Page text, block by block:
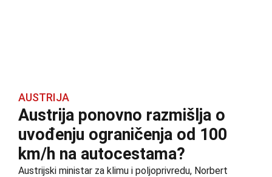
AUSTRIJA
Austrija ponovno razmišlja o
uvođenju ograničenja od 100
km/h na autocestama?
Austrijski ministar za klimu i poljoprivredu, Norbert